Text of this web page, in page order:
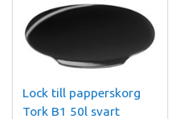
Lock till papperskorg
Tork B1 50l svart